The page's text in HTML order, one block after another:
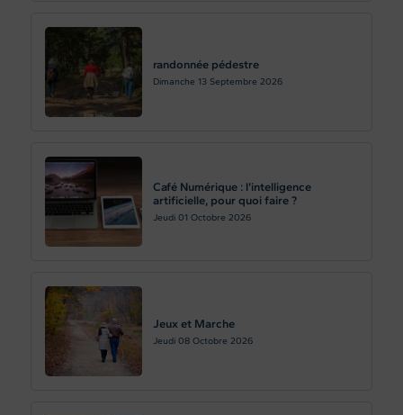
randonnée pédestre
Dimanche 13 Septembre 2026
Café Numérique : l’intelligence
artificielle, pour quoi faire ?
Jeudi 01 Octobre 2026
Jeux et Marche
Jeudi 08 Octobre 2026